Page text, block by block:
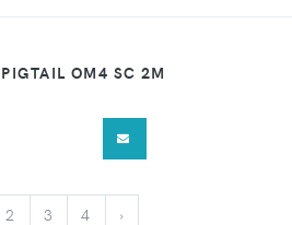
PIGTAIL OM4 SC 2M
2 3 4 ›